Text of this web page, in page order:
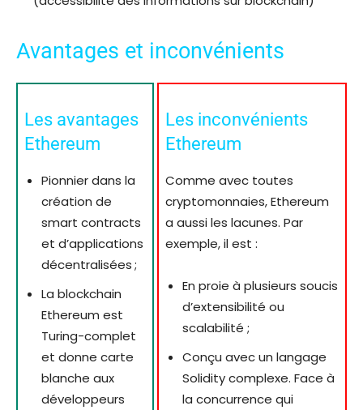
Avantages et inconvénients
Les avantages
Ethereum
Pionnier dans la
création de
smart contracts
et d’applications
décentralisées ;
La blockchain
Ethereum est
Turing-complet
et donne carte
blanche aux
développeurs
Les inconvénients
Ethereum
Comme avec toutes
cryptomonnaies, Ethereum
a aussi les lacunes. Par
exemple, il est :
En proie à plusieurs soucis
d’extensibilité ou
scalabilité ;
Conçu avec un langage
Solidity complexe. Face à
la concurrence qui